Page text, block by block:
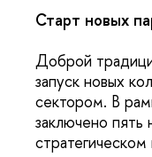
Старт новых
Доброй
запуск новых
сектором. В
заключено пять